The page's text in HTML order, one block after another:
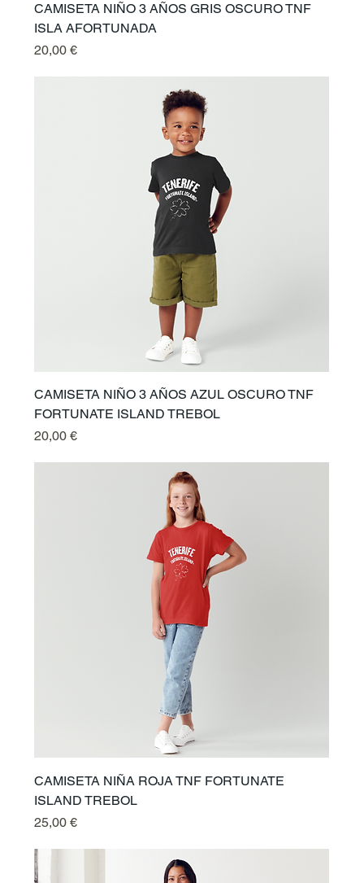
CAMISETA NIÑO 3 AÑOS GRIS OSCURO TNF
ISLA AFORTUNADA
Prix
20,00 €
CAMISETA NIÑO 3 AÑOS AZUL OSCURO TNF
FORTUNATE ISLAND TREBOL
Prix
20,00 €
CAMISETA NIÑA ROJA TNF FORTUNATE
ISLAND TREBOL
Prix
25,00 €